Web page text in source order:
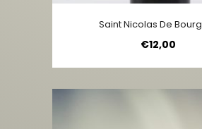
Saint Nicolas De
€12,00